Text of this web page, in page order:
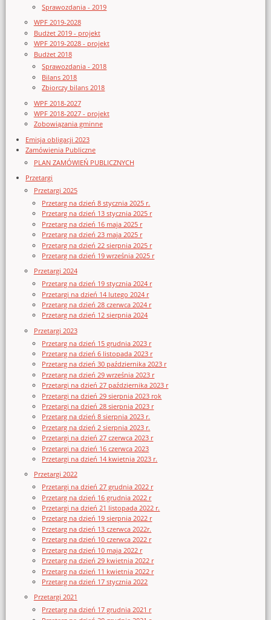
Sprawozdania - 2019
WPF 2019-2028
Budżet 2019 - projekt
WPF 2019-2028 - projekt
Budżet 2018
Sprawozdania - 2018
Bilans 2018
Zbiorczy bilans 2018
WPF 2018-2027
WPF 2018-2027 - projekt
Zobowiązania gminne
Emisja obligacji 2023
Zamówienia Publiczne
PLAN ZAMÓWIEŃ PUBLICZNYCH
Przetargi
Przetargi 2025
Przetarg na dzień 8 stycznia 2025 r.
Przetarg na dzień 13 stycznia 2025 r
Przetarg na dzień 16 maja 2025 r
Przetarg na dzień 23 maja 2025 r
Przetarg na dzień 22 sierpnia 2025 r
Przetarg na dzień 19 września 2025 r
Przetargi 2024
Przetarg na dzień 19 stycznia 2024 r
Przetargi na dzień 14 lutego 2024 r
Przetarg na dzień 28 czerwca 2024 r
Przetarg na dzień 12 sierpnia 2024
Przetargi 2023
Przetarg na dzień 15 grudnia 2023 r
Przetarg na dzień 6 listopada 2023 r
Przetarg na dzień 30 października 2023 r
Przetarg na dzień 29 września 2023 r
Przetargi na dzień 27 października 2023 r
Przetargi na dzień 29 sierpnia 2023 rok
Przetargi na dzień 28 sierpnia 2023 r
Przetarg na dzień 8 sierpnia 2023 r.
Przetarg na dzień 2 sierpnia 2023 r.
Przetargi na dzień 27 czerwca 2023 r
Przetargi na dzień 16 czerwca 2023
Przetargi na dzień 14 kwietnia 2023 r.
Przetargi 2022
Przetargi na dzień 27 grudnia 2022 r
Przetarg na dzień 16 grudnia 2022 r
Przetargi na dzień 21 listopada 2022 r.
Przetarg na dzień 19 sierpnia 2022 r
Przetarg na dzień 13 czerwca 2022r.
Przetarg na dzień 10 czerwca 2022 r
Przetarg na dzień 10 maja 2022 r
Przetarg na dzień 29 kwietnia 2022 r
Przetarg na dzień 11 kwietnia 2022 r
Przetarg na dzień 17 stycznia 2022
Przetargi 2021
Przetarg na dzień 17 grudnia 2021 r